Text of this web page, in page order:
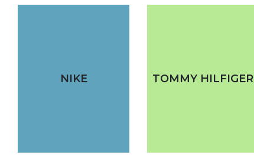
NIKE TOMMY HILFIGER